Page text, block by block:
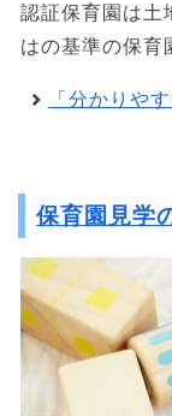
認証保育園は土
はの基準の保育
「分かりや
保育園見学